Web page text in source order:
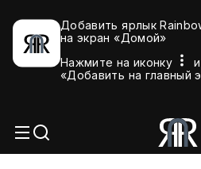
Добавить ярлык
на экран «Домой»
Нажмите на иконку
«Добавить на главный